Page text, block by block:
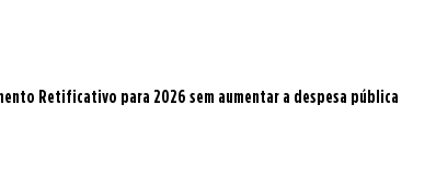
Retificativo para 2026 sem aumentar a despesa pública